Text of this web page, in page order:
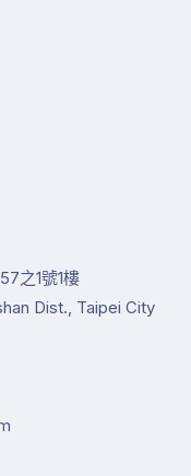
之1號1樓
Dist., Taipei City